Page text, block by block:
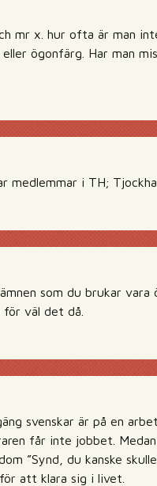
mr x. hur ofta är man
eller ögonfärg. Har man
medlemmar i TH;
som du brukar
väl det då.
svenskar är på en
får inte jobbet.
”Synd, du kanske
att klara sig i livet.